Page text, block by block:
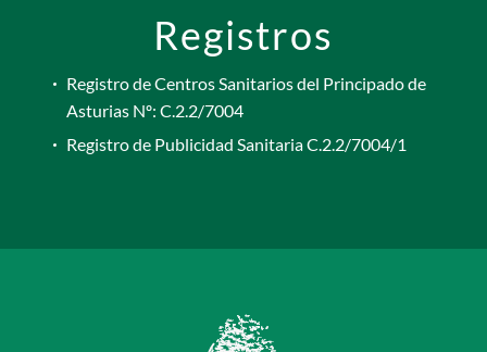
Registros
Registro de Centros Sanitarios del Principado de
Asturias Nº: C.2.2/7004
Registro de Publicidad Sanitaria C.2.2/7004/1